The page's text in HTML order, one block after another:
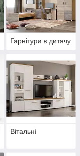
Гарнітури в дитячу
Вітальні